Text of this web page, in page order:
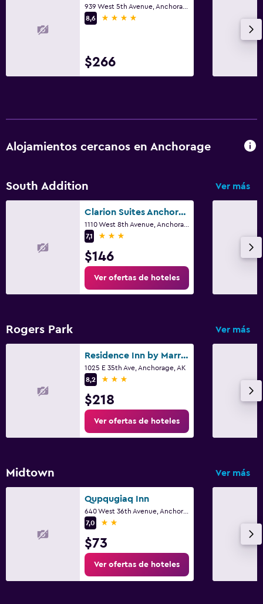
8,6
4 estrellas
$266
Alojamientos cercanos en Anchorage
South Addition Ver más
Clarion Suites Anchorage Downtown
7,1
3 estrellas
$146
Ver ofertas de hoteles
Rogers Park Ver más
Residence Inn by Marriott Anchorage Midtown
1025 E 35th Ave, Anchorage, AK
8,2
3 estrellas
$218
Ver ofertas de hoteles
Midtown Ver más
Qupqugiaq Inn
640 West 36th Avenue, Anchorage, AK
7,0
2 estrellas
$73
Ver ofertas de hoteles